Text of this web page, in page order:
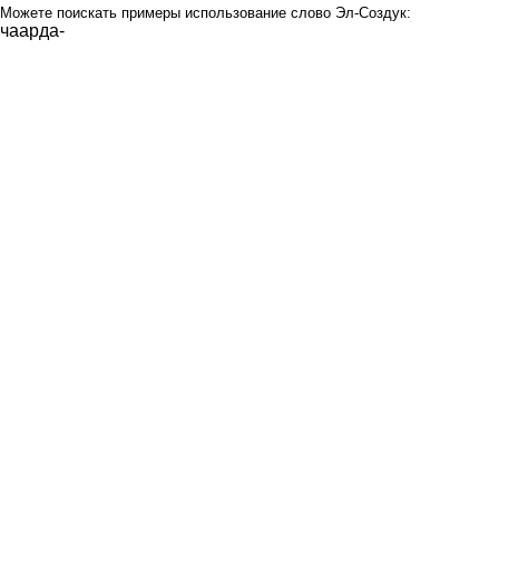
Можете поискать примеры использование слово Эл-Создук:
чаарда-